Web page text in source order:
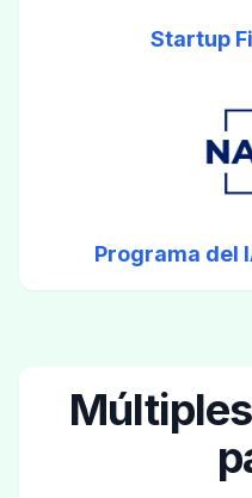
Startup
Programa del